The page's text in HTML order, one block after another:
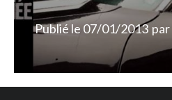
Publié le07/01/2013 par